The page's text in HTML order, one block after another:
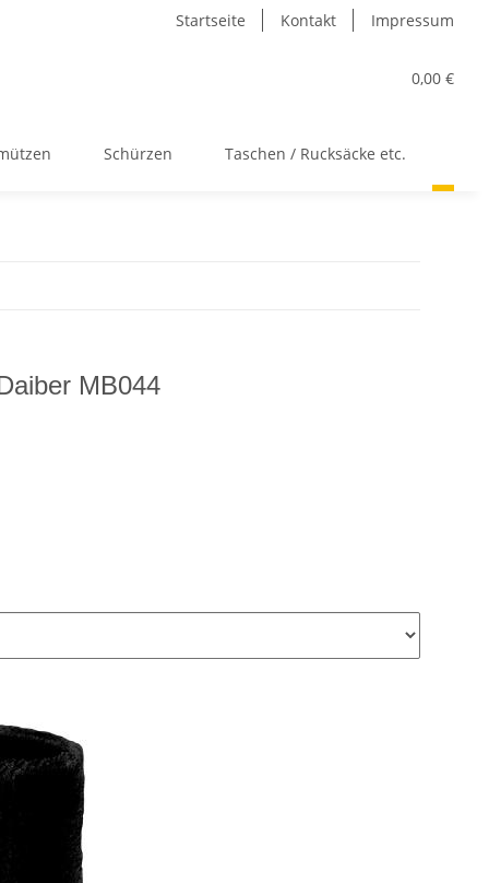
Startseite Kontakt Impressum
0,00 €
Schürzen Taschen / Rucksäcke etc.
MB044